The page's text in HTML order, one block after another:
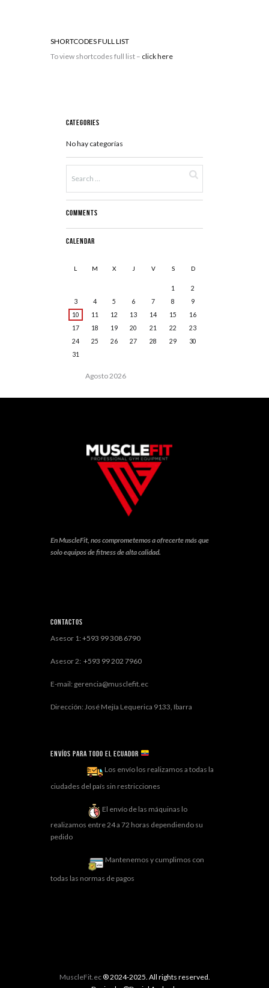
SHORTCODES FULL LIST
To view shortcodes full list – click here
Categories
No hay categorías
Comments
Calendar
Agosto2026
L M X J V S D
1
2
3
4 5 6 7 8
9
10
11 12 13 14 15
16
17
18 19 20 21 22
23
24
25 26 27 28 29
30
31
En MuscleFit, nos comprometemos a ofrecerte más que
solo equipos de fitness de alta calidad.
Contactos
Asesor 1: +593 99 308 6790
Asesor 2: +593 99 202 7960
E-mail: gerencia@musclefit.ec
Dirección: José Mejía Lequerica 9133, Ibarra
Envíos para todo el ECUADOR
Los envío los realizamos a todas la
ciudades del país sin restricciones
El envío de las máquinas lo
realizamos entre 24 a 72 horas dependiendo su
pedido
Mantenemos y cumplimos con
todas las normas de pagos
MuscleFit.ec® 2024-2025. All rights reserved.